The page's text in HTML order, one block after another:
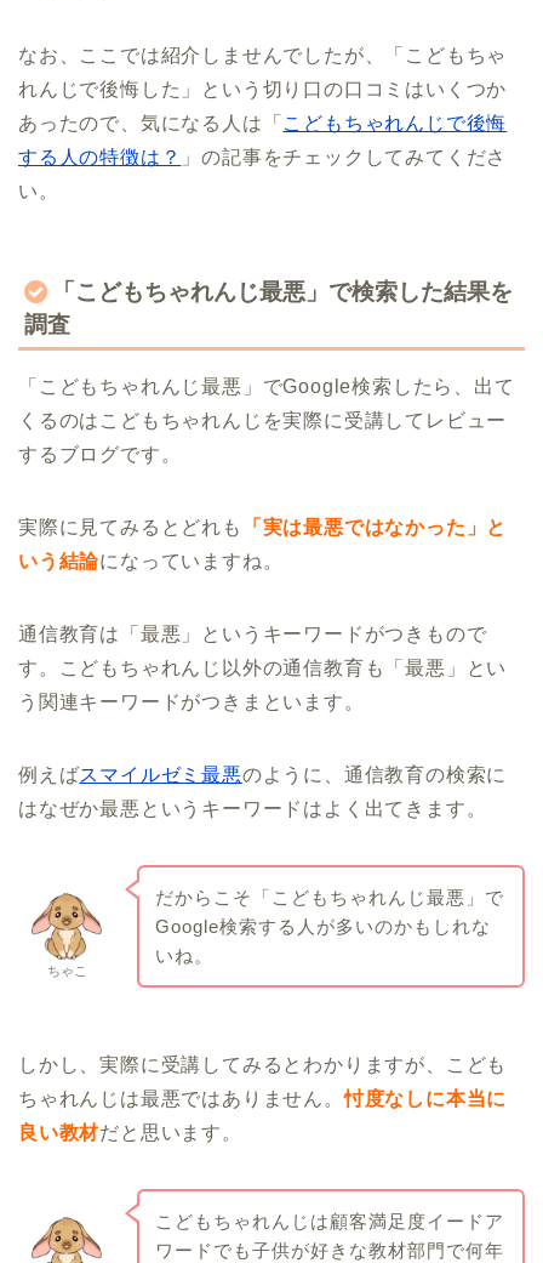
なお、ここでは紹介しませんでしたが、「こどもちゃ
れんじで後悔した」という切り口の口コミはいくつか
あったので、気になる人は「 こどもちゃれんじで後悔
する人の特徴は？ 」の記事をチェックしてみてくださ
い。
「こどもちゃれんじ最悪」で検索した結果を
調査
「こどもちゃれんじ最悪」でGoogle検索したら、出て
くるのはこどもちゃれんじを実際に受講してレビュー
するブログです。
実際に見てみるとどれも
「実は最悪ではなかった」と
いう結論になっていますね。
通信教育は「最悪」というキーワードがつきもので
す。こどもちゃれんじ以外の通信教育も「最悪」とい
う関連キーワードがつきまといます。
例えばスマイルゼミ最悪のように、通信教育の検索に
はなぜか最悪というキーワードはよく出てきます。
ちゃこ
だからこそ「こどもちゃれんじ最悪」で
Google検索する人が多いのかもしれな
いね。
しかし、実際に受講してみるとわかりますが、こども
ちゃれんじは最悪ではありません。忖度なしに本当に
良い教材だと思います。
こどもちゃれんじは顧客満足度イードア
ワードでも子供が好きな教材部門で何年